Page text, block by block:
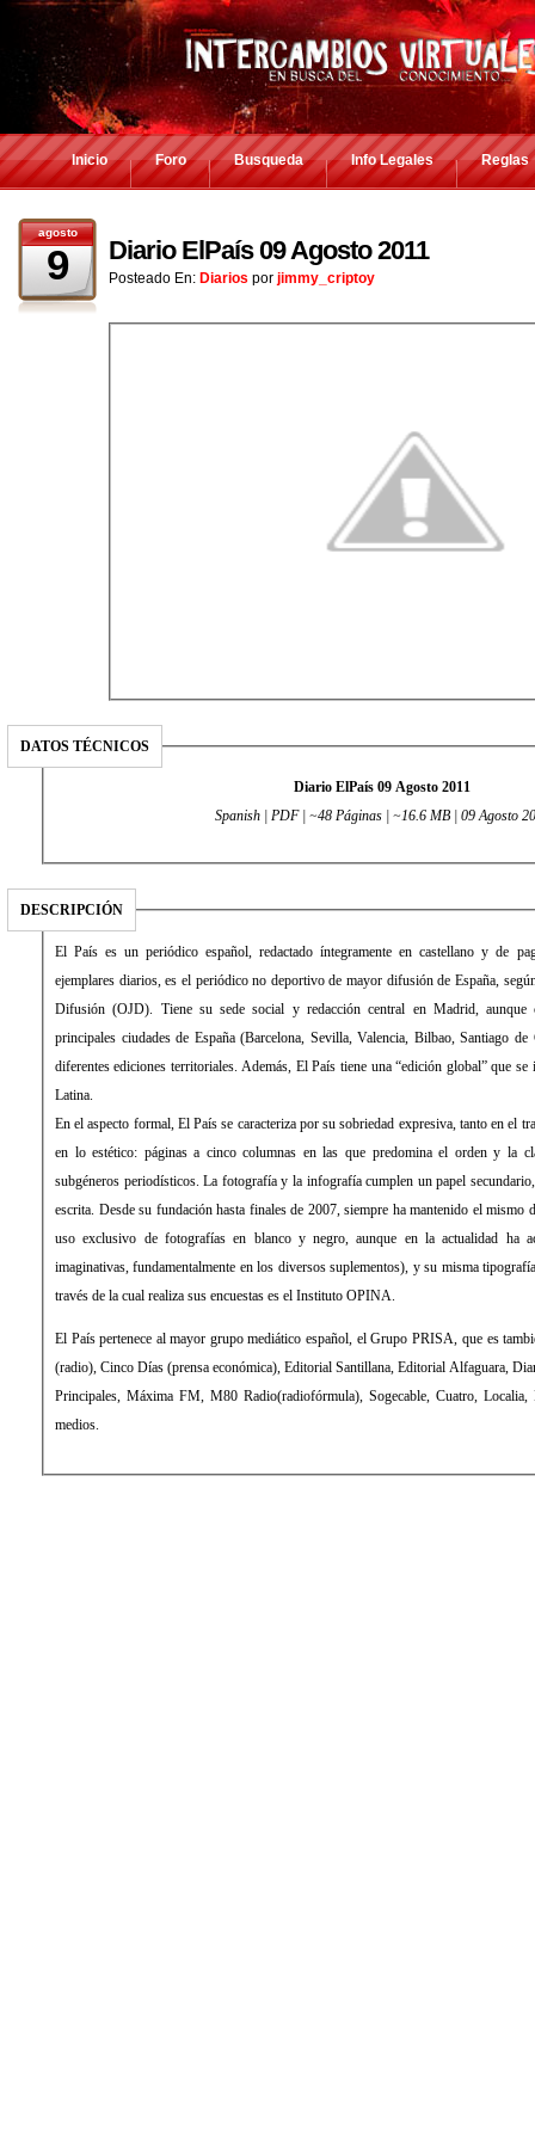
Inicio Foro Busqueda Info Legales Reglas
agosto
9 Diario ElPaís 09 Agosto 2011
Posteado En: Diarios por jimmy_criptoy
DATOS TÉCNICOS
Diario ElPaís 09 Agosto 2011
Spanish | PDF | ~48 Páginas | ~16.6 MB | 09 Agosto
DESCRIPCIÓN
El País es un periódico español, redactado íntegramente en castellano y de pago. Con una media de 431.034
ejemplares diarios, es el periódico no deportivo de mayor difusión de España, según la Oficina de Justificación de la
Difusión (OJD). Tiene su sede social y redacción central en Madrid, aunque cuenta con delegaciones en las
principales ciudades de España (Barcelona, Sevilla, Valencia, Bilbao, Santiago de Compostela) desde las que edita
diferentes ediciones territoriales. Además, El País tiene una “edición global” que se imprime y distribuye en América
Latina.
En el aspecto formal, El País se caracteriza por su sobriedad expresiva, tanto en el tratamiento de la información como
en lo estético: páginas a cinco columnas en las que predomina el orden y la clara distribución de los distintos
subgéneros periodísticos. La fotografía y la infografía cumplen un papel secundario, de mero apoyo a la información
escrita. Desde su fundación hasta finales de 2007, siempre ha mantenido el mismo diseño, sin apenas evolución (con
uso exclusivo de fotografías en blanco y negro, aunque en la actualidad ha aceptado el color y formas más
imaginativas, fundamentalmente en los diversos suplementos), y su misma tipografía: la Times Roman. La empresa a
través de la cual realiza sus encuestas es el Instituto OPINA.
El País pertenece al mayor grupo mediático español, el Grupo PRISA, que es también propietario de la Cadena SER
(radio), Cinco Días (prensa económica), Editorial Santillana, Editorial Alfaguara, Diario As (prensa deportiva), Los 40
Principales, Máxima FM, M80 Radio(radiofórmula), Sogecable, Cuatro, Localia, Digital+ (televisión), entre otros
medios.